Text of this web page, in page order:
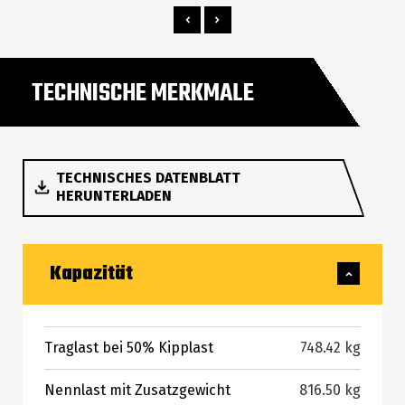
TECHNISCHE MERKMALE
TECHNISCHES DATENBLATT
HERUNTERLADEN
Kapazität
Traglast bei 50% Kipplast 748.42 kg
Nennlast mit Zusatzgewicht 816.50 kg